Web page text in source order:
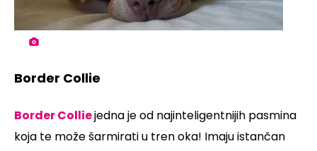
Border Collie
Border Colliejedna je od najinteligentnijih pasmina
koja te može šarmirati u tren oka! Imaju istančan